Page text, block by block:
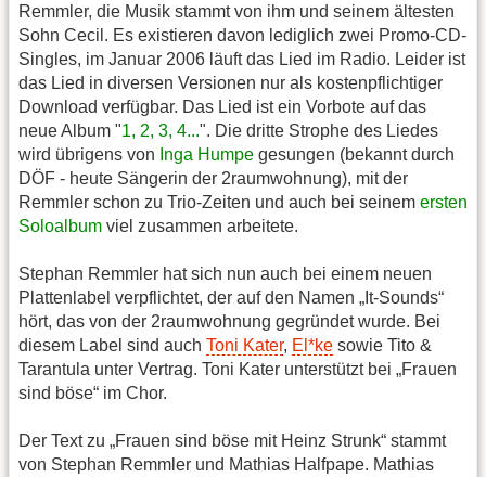
Remmler, die Musik stammt von ihm und seinem ältesten
Sohn Cecil. Es existieren davon lediglich zwei Promo-CD-
Singles, im Januar 2006 läuft das Lied im Radio. Leider ist
das Lied in diversen Versionen nur als kostenpflichtiger
Download verfügbar. Das Lied ist ein Vorbote auf das
neue Album "1, 2, 3, 4...". Die dritte Strophe des Liedes
wird übrigens von Inga Humpe gesungen (bekannt durch
DÖF - heute Sängerin der 2raumwohnung), mit der
Remmler schon zu Trio-Zeiten und auch bei seinem ersten
Soloalbum viel zusammen arbeitete.
Stephan Remmler hat sich nun auch bei einem neuen
Plattenlabel verpflichtet, der auf den Namen „It-Sounds“
hört, das von der 2raumwohnung gegründet wurde. Bei
diesem Label sind auch Toni Kater, El*ke sowie Tito &
Tarantula unter Vertrag. Toni Kater unterstützt bei „Frauen
sind böse“ im Chor.
Der Text zu „Frauen sind böse mit Heinz Strunk“ stammt
von Stephan Remmler und Mathias Halfpape. Mathias